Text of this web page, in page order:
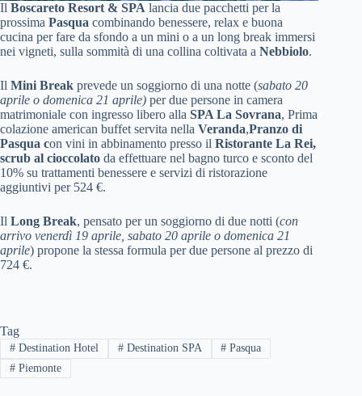
Il Boscareto Resort & SPA lancia due pacchetti per la
prossima Pasqua combinando benessere, relax e buona
cucina per fare da sfondo a un mini o a un long break immersi
nei vigneti, sulla sommità di una collina coltivata a Nebbiolo.
Il Mini Break prevede un soggiorno di una notte (sabato 20
aprile o domenica 21 aprile) per due persone in camera
matrimoniale con ingresso libero alla SPA La Sovrana, Prima
colazione american buffet servita nella Veranda,Pranzo di
Pasqua con vini in abbinamento presso il Ristorante La Rei,
scrub al cioccolato da effettuare nel bagno turco e sconto del
10% su trattamenti benessere e servizi di ristorazione
aggiuntivi per 524 €.
Il Long Break, pensato per un soggiorno di due notti (con
arrivo venerdì 19 aprile, sabato 20 aprile o domenica 21
aprile) propone la stessa formula per due persone al prezzo di
724 €.
Tag
#Destination Hotel #Destination SPA # Pasqua
#Piemonte